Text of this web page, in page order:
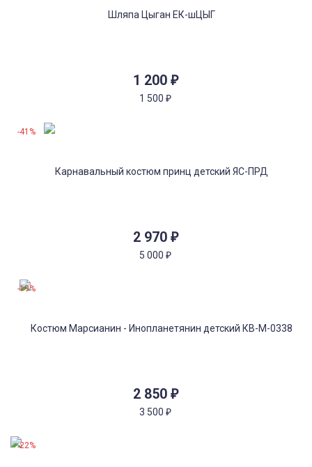
1 200 ₽
1 500 ₽
2 970 ₽
5 000 ₽
-41%
2 850 ₽
3 500 ₽
-19%
-22%